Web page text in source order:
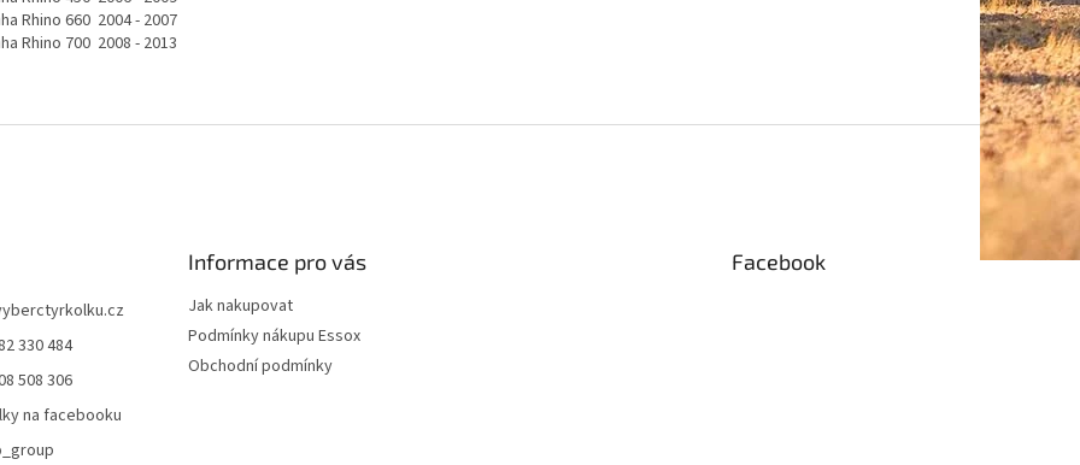
Rhino 660 2004 - 2007
Rhino 700 2008 - 2013
330 484
508 306
na facebooku
Informace pro vás
Jak nakupovat
Podmínky nákupu Essox
Obchodní podmínky
Facebook